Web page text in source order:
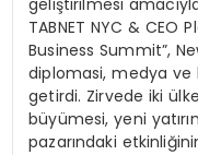
geliştirilmesi
TABNET NYC &
Business Summit”,
diplomasi, medya
getirdi. Zirvede iki
büyümesi, yeni
pazarındaki